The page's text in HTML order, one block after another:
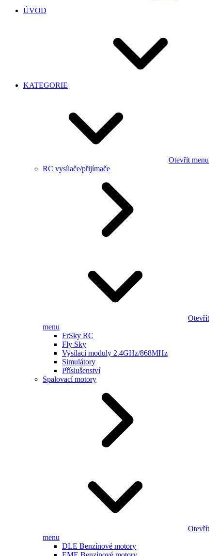
ÚVOD
KATEGORIE
Otevřít menu
RC vysílače/přijímače
Otevřít
menu
FrSky RC
Fly Sky
Vysílací moduly 2.4GHz/868MHz
Simulátory
Příslušenství
Spalovací motory
Otevřít
menu
DLE Benzínové motory